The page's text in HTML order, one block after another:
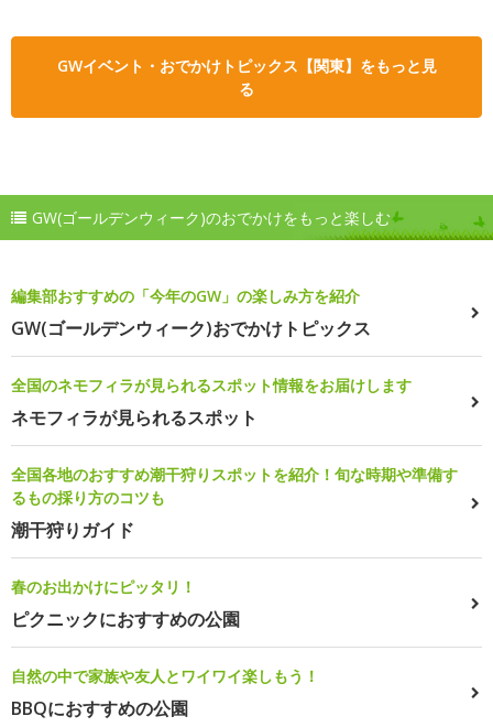
GWイベント・おでかけトピックス【関東】をもっと見
る
GW(ゴールデンウィーク)のおでかけをもっと楽しむ
編集部おすすめの「今年のGW」の楽しみ方を紹介
GW(ゴールデンウィーク)おでかけトピックス
全国のネモフィラが見られるスポット情報をお届けします
ネモフィラが見られるスポット
全国各地のおすすめ潮干狩りスポットを紹介！旬な時期や準備す
るもの採り方のコツも
潮干狩りガイド
春のお出かけにピッタリ！
ピクニックにおすすめの公園
自然の中で家族や友人とワイワイ楽しもう！
BBQにおすすめの公園